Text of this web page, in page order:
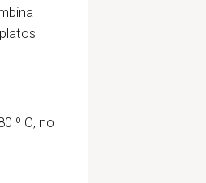
º C, no